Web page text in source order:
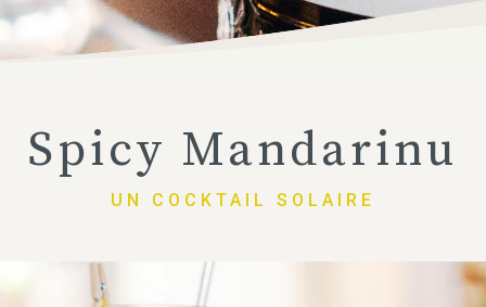
Spicy Mandarinu
UN COCKTAIL SOLAIRE